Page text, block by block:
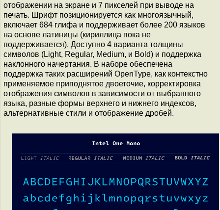
отображении на экране и 7 пикселей при выводе на
печать. Шрифт позиционируется как многоязычный,
включает 684 глифа и поддерживает более 200 языков
на основе латиницы (кириллица пока не
поддерживается). Доступно 4 варианта толщины
символов (Light, Regular, Medium, и Bold) и поддержка
наклонного начертания. В наборе обеспечена
поддержка таких расширений OpenType, как контекстно
применяемое приподнятое двоеточие, корректировка
отображения символов в зависимости от выбранного
языка, разные формы верхнего и нижнего индексов,
альтернативные стили и отображение дробей.